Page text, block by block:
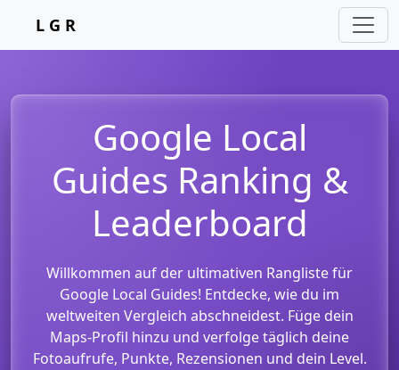
L G R
Google Local
Guides Ranking &
Leaderboard
Willkommen auf der ultimativen Rangliste für
Google Local Guides! Entdecke, wie du im
weltweiten Vergleich abschneidest. Füge dein
Maps-Profil hinzu und verfolge täglich deine
Fotoaufrufe, Punkte, Rezensionen und dein Level.